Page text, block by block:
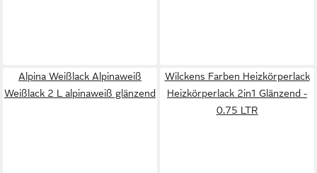
Alpina Weißlack Alpinaweiß
Weißlack 2 L alpinaweiß glänzend
Wilckens Farben Heizkörperlack
Heizkörperlack 2in1 Glänzend -
0.75 LTR